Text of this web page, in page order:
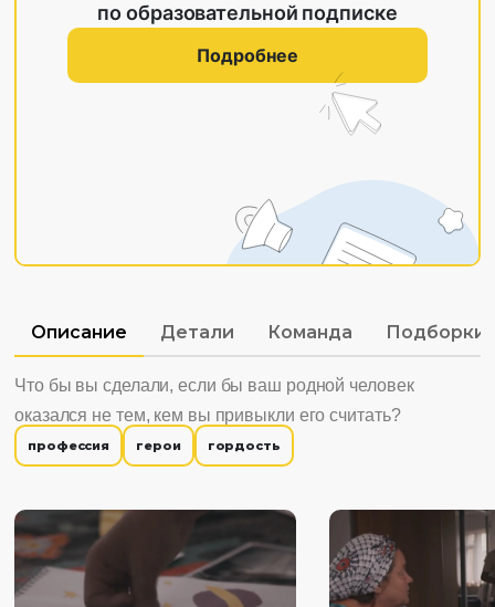
по образовательной подписке
Подробнее
Описание Детали Команда Подборки
Что бы вы сделали, если бы ваш родной человек
оказался не тем, кем вы привыкли его считать?
профессия герои гордость